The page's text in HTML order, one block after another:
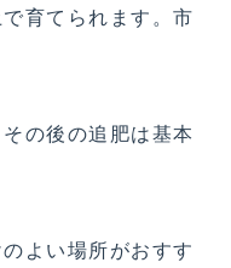
育てられます。市
の後の追肥は基本
よい場所がおすす